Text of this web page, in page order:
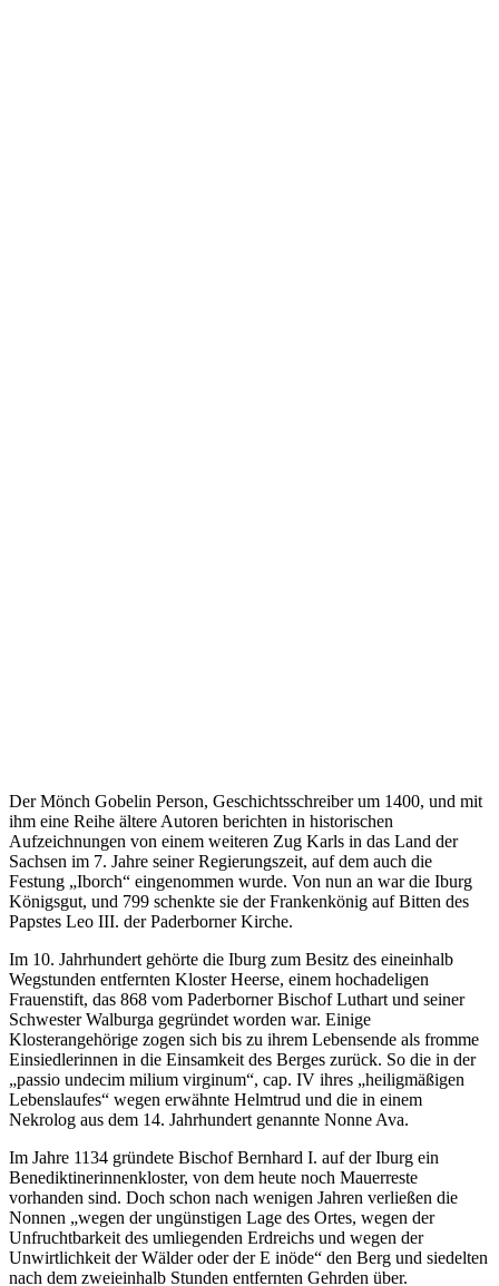
Der Mönch Gobelin Person, Geschichtsschreiber um 1400, und mit
ihm eine Reihe ältere Autoren berichten in historischen
Aufzeichnungen von einem weiteren Zug Karls in das Land der
Sachsen im 7. Jahre seiner Regierungszeit, auf dem auch die
Festung „Iborch“ eingenommen wurde. Von nun an war die Iburg
Königsgut, und 799 schenkte sie der Frankenkönig auf Bitten des
Papstes Leo III. der Paderborner Kirche.
Im 10. Jahrhundert gehörte die Iburg zum Besitz des eineinhalb
Wegstunden entfernten Kloster Heerse, einem hochadeligen
Frauenstift, das 868 vom Paderborner Bischof Luthart und seiner
Schwester Walburga gegründet worden war. Einige
Klosterangehörige zogen sich bis zu ihrem Lebensende als fromme
Einsiedlerinnen in die Einsamkeit des Berges zurück. So die in der
„passio undecim milium virginum“, cap. IV ihres „heiligmäßigen
Lebenslaufes“ wegen erwähnte Helmtrud und die in einem
Nekrolog aus dem 14. Jahrhundert genannte Nonne Ava.
Im Jahre 1134 gründete Bischof Bernhard I. auf der Iburg ein
Benediktinerinnenkloster, von dem heute noch Mauerreste
vorhanden sind. Doch schon nach wenigen Jahren verließen die
Nonnen „wegen der ungünstigen Lage des Ortes, wegen der
Unfruchtbarkeit des umliegenden Erdreichs und wegen der
Unwirtlichkeit der Wälder oder der E inöde“ den Berg und siedelten
nach dem zweieinhalb Stunden entfernten Gehrden über.